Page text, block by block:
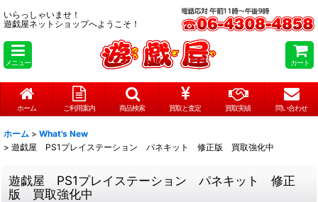
いらっしゃいませ！
遊戯屋ネットショップへようこそ！
メニュー カート
ホーム ご利用案内 商品検索 買取と査定 買取実績 問い合わせ
ホーム > What's New
> 遊戯屋 PS1プレイステーション パネキット 修正版 買取強化中
遊戯屋 PS1プレイステーション パネキット 修正
版 買取強化中